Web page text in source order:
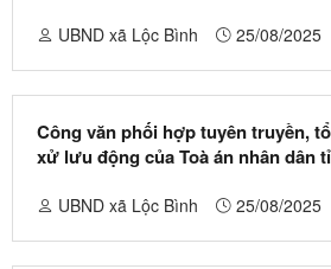
UBND xã Lộc Bình 25/08/2025
Công văn phối hợp tuyên truyền,
xử lưu động của Toà án nhân dân
UBND xã Lộc Bình 25/08/2025